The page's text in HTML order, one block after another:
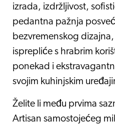
izrada, izdržljivost,
pedantna pažnja
bezvremenskog
isprepliće s hrabrim
ponekad i
svojim kuhinjskim
Želite li među prvima
Artisan samostojećeg